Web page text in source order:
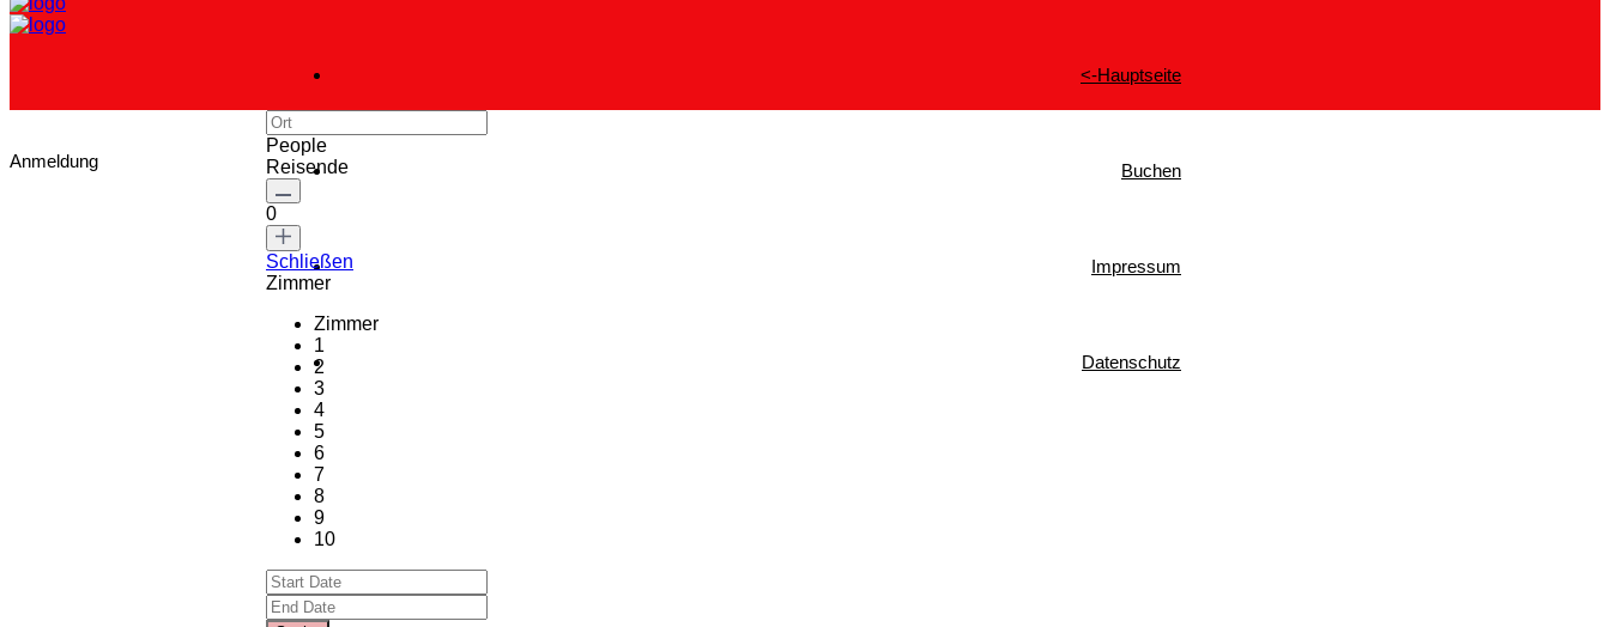
<-Hauptseite
Buchen
Impressum
Datenschutz
Anmeldung
People
Reisende
0
Schließen
Zimmer
Zimmer
1
2
3
4
5
6
7
8
9
10